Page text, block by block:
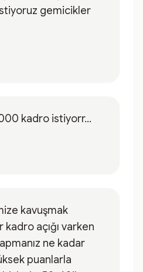
gemicikler
kadro istiyorr...
kavuşmak
açığı varken
ne kadar
puanlarla